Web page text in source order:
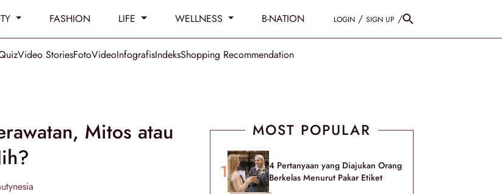
FASHION LIFE WELLNESS B-NATION LOGIN / SIGN UP /
Video StoriesFotoVideoInfografisIndeksShopping Recommendation
Mitos atau
MOST POPULAR
4 Pertanyaan yang Diajukan Orang
Berkelas Menurut Pakar Etiket